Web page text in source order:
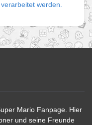
werden.
Mario Fanpage. Hier
und seine Freunde